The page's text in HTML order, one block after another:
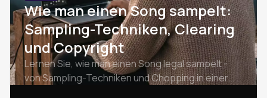
Wie man einen Song sampelt:
Sampling-Techniken, Clearing
und Copyright
Lernen Sie, wie man einen Song legal sampelt -
von Sampling-Techniken und Chopping in einer